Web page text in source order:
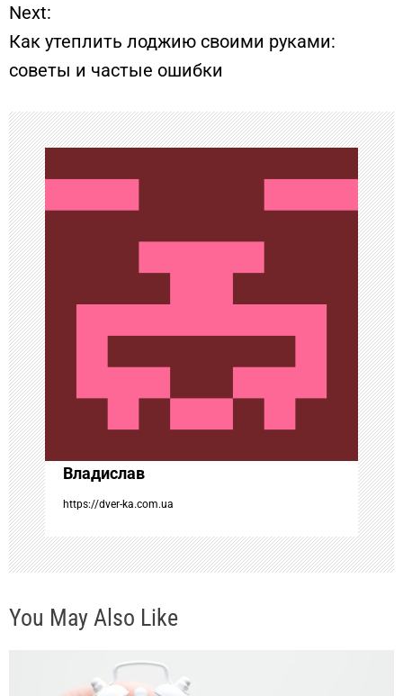
в
и
г
а
ц
и
я
п
о
з
а
п
и
с
я
Next:
Как утеплить лоджию своими руками:
советы и частые ошибки
Владислав
https://dver-ka.com.ua
You May Also Like